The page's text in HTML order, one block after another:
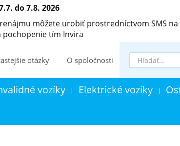
do 7.8. 2026
môžete urobiť prostredníctvom SMS na
pochopenie tím Invira
otázky O spoločnosti
vozíky | Elektrické vozíky |